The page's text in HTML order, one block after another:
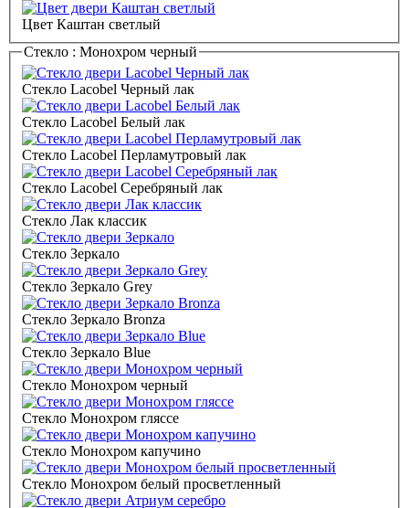
Цвет Каштан светлый
Стекло : Монохром черный
Стекло Lacobel Черный лак
Стекло Lacobel Белый лак
Стекло Lacobel Перламутровый лак
Стекло Lacobel Серебряный лак
Стекло Лак классик
Стекло Зеркало
Стекло Зеркало Grey
Стекло Зеркало Bronza
Стекло Зеркало Blue
Стекло Монохром черный
Стекло Монохром гляссе
Стекло Монохром капучино
Стекло Монохром белый просветленный